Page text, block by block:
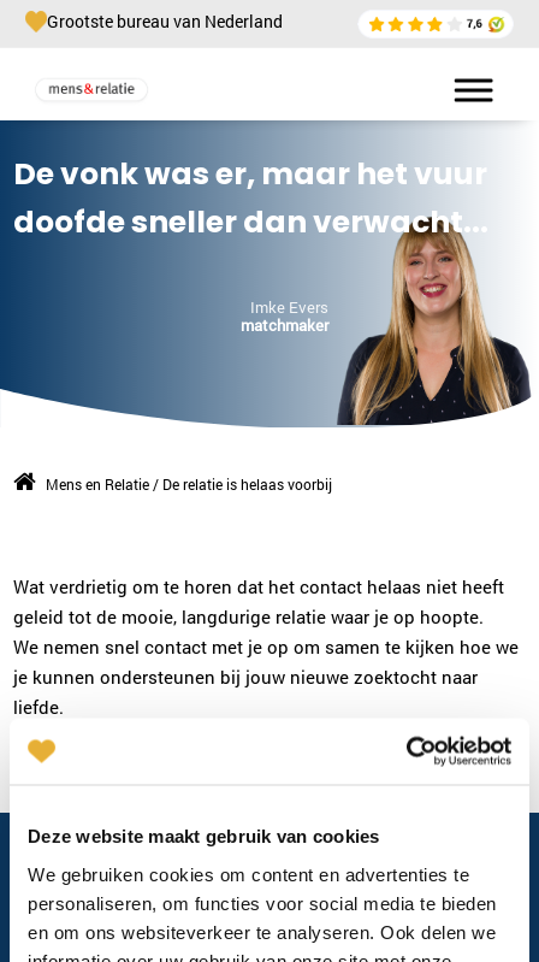
Deze website maakt gebruik van cookies
We gebruiken cookies om content en advertenties te
personaliseren, om functies voor social media te bieden
en om ons websiteverkeer te analyseren. Ook delen we
Grootste bureau van Nederland
De vonk was er, maar het vuur
doofde sneller dan verwacht...
Imke Evers
matchmaker
Mens en Relatie / De relatie is helaas voorbij
Wat verdrietig om te horen dat het contact helaas niet heeft
geleid tot de mooie, langdurige relatie waar je op hoopte.
We nemen snel contact met je op om samen te kijken hoe we
je kunnen ondersteunen bij jouw nieuwe zoektocht naar
liefde.
Blogs